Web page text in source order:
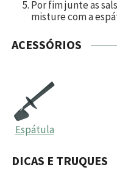
Por fim junte as
misture com a
ACESSÓRIOS
Espátula
DICAS E TRUQUES